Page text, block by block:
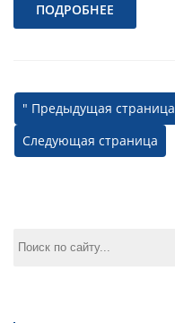
ПОДРОБНЕЕ
" Предыдущая страница
Следующая страница